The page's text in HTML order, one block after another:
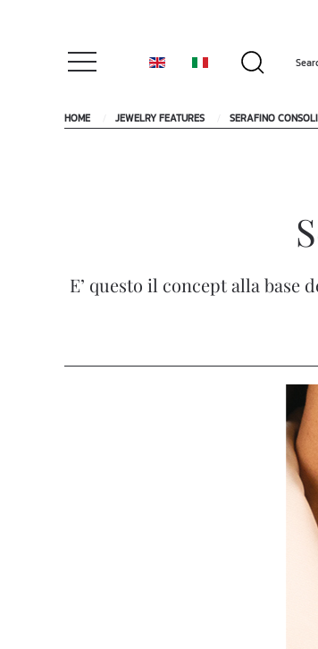
HOME JEWELRY FEATURES SERAFINO
E’ questo il concept alla